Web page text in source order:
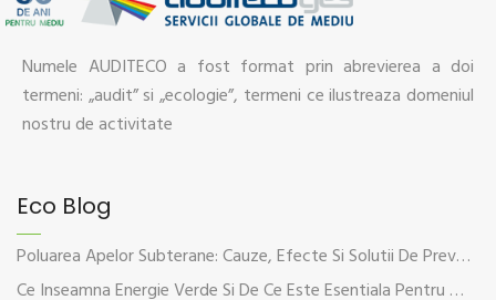
Numele AUDITECO a fost format prin abrevierea a doi
termeni: „audit” si „ecologie”, termeni ce ilustreaza domeniul
nostru de activitate
Eco Blog
Poluarea Apelor Subterane: Cauze, Efecte Si Solutii De Prevenire
Ce Inseamna Energie Verde Si De Ce Este Esentiala Pentru Viitorul Planetei